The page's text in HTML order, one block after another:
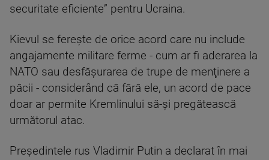
securitate eficiente” pentru Ucraina.
Kievul se fereşte de orice acord care nu include
angajamente militare ferme - cum ar fi aderarea la
NATO sau desfăşurarea de trupe de menţinere a
păcii - considerând că fără ele, un acord de pace
doar ar permite Kremlinului să-şi pregătească
următorul atac.
Preşedintele rus Vladimir Putin a declarat în mai